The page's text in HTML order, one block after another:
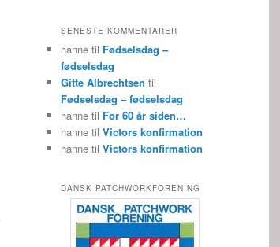
SENESTE KOMMENTARER
hanne til Fødselsdag –
fødselsdag
Gitte Albrechtsen til
Fødselsdag – fødselsdag
hanne til For 60 år siden…
hanne til Victors konfirmation
hanne til Victors konfirmation
DANSK PATCHWORKFORENING